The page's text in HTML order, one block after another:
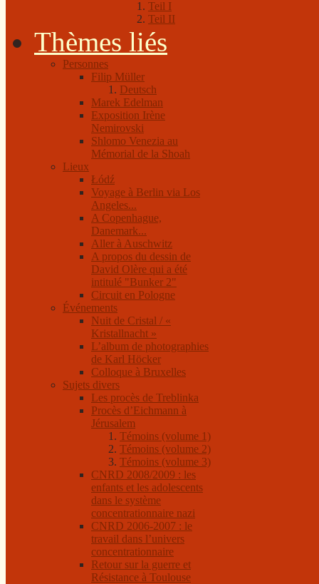
Teil I
Teil II
Thèmes liés
Personnes
Filip Müller
Deutsch
Marek Edelman
Exposition Irène
Nemirovski
Shlomo Venezia au
Mémorial de la Shoah
Lieux
Łódź
Voyage à Berlin via Los
Angeles...
A Copenhague,
Danemark...
Aller à Auschwitz
A propos du dessin de
David Olère qui a été
intitulé "Bunker 2"
Circuit en Pologne
Événements
Nuit de Cristal / «
Kristallnacht »
L’album de photographies
de Karl Höcker
Colloque à Bruxelles
Sujets divers
Les procès de Treblinka
Procès d’Eichmann à
Jérusalem
Témoins (volume 1)
Témoins (volume 2)
Témoins (volume 3)
CNRD 2008/2009 : les
enfants et les adolescents
dans le système
concentrationnaire nazi
CNRD 2006-2007 : le
travail dans l’univers
concentrationnaire
Retour sur la guerre et
Résistance à Toulouse